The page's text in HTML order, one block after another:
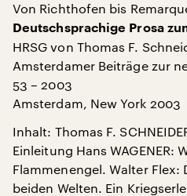
Von Richthofen bis
Deutschsprachige Prosa
HRSG von Thomas F.
Amsterdamer Beiträge zur
53 – 2003
Amsterdam, New York 2003
Inhalt: Thomas F.
Einleitung Hans WAGENER:
Flammenengel. Walter Flex:
beiden Welten. Ein